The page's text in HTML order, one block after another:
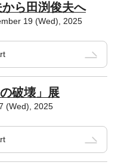
ら田渕俊夫へ
19 (Wed), 2025
破壊」展
(Wed), 2025